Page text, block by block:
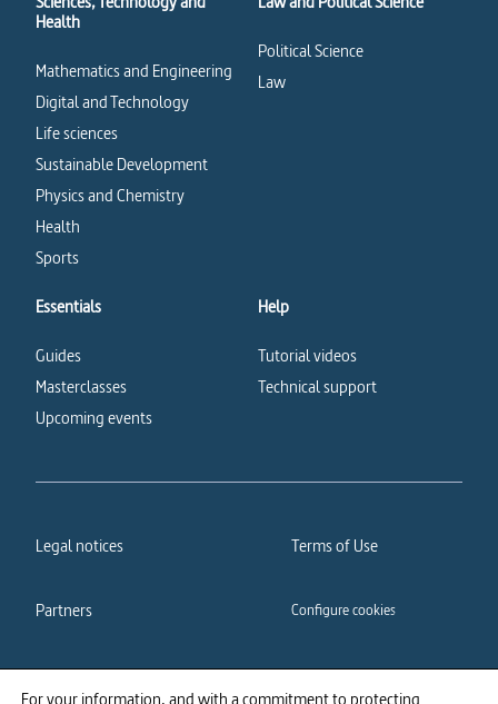
For your information, and with a commitment to protecting
Health
Mathematics and Engineering
Digital and Technology
Life sciences
Sustainable Development
Physics and Chemistry
Health
Sports
Political Science
Law
Essentials
Guides
Masterclasses
Upcoming events
Help
Tutorial videos
Technical support
Legal notices Terms of Use
Partners Configure cookies
Cookies policy Privacy policy